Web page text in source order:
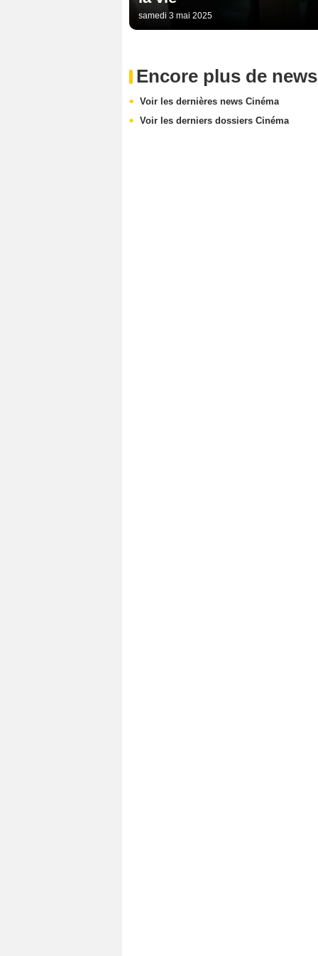
samedi 3 mai 2025
Encore plus de
Voir les dernières news Cinéma
Voir les derniers dossiers Cinéma